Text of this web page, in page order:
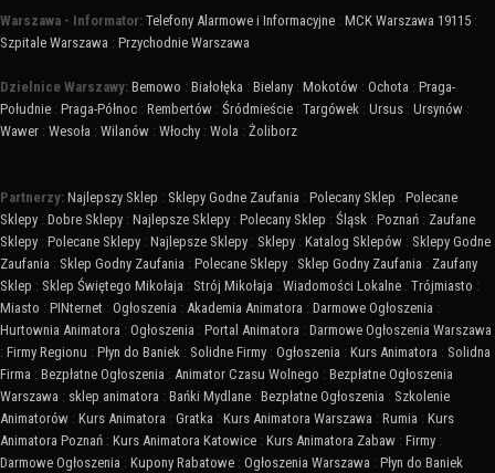
Warszawa - Informator: Telefony Alarmowe i Informacyjne : MCK Warszawa 19115 :
Szpitale Warszawa : Przychodnie Warszawa
Dzielnice Warszawy: Bemowo : Białołęka : Bielany : Mokotów : Ochota : Praga-
Południe : Praga-Północ : Rembertów : Śródmieście : Targówek : Ursus : Ursynów :
Wawer : Wesoła : Wilanów : Włochy : Wola : Żoliborz
Partnerzy: Najlepszy Sklep : Sklepy Godne Zaufania : Polecany Sklep : Polecane
Sklepy : Dobre Sklepy : Najlepsze Sklepy : Polecany Sklep : Śląsk : Poznań : Zaufane
Sklepy : Polecane Sklepy : Najlepsze Sklepy : Sklepy : Katalog Sklepów : Sklepy Godne
Zaufania : Sklep Godny Zaufania : Polecane Sklepy : Sklep Godny Zaufania : Zaufany
Sklep : Sklep Świętego Mikołaja : Strój Mikołaja : Wiadomości Lokalne : Trójmiasto :
Miasto : PINternet : Ogłoszenia : Akademia Animatora : Darmowe Ogłoszenia :
Hurtownia Animatora : Ogłoszenia : Portal Animatora : Darmowe Ogłoszenia Warszawa
: Firmy Regionu : Płyn do Baniek : Solidne Firmy : Ogłoszenia : Kurs Animatora : Solidna
Firma : Bezpłatne Ogłoszenia : Animator Czasu Wolnego : Bezpłatne Ogłoszenia
Warszawa : sklep animatora : Bańki Mydlane : Bezpłatne Ogłoszenia : Szkolenie
Animatorów : Kurs Animatora : Gratka : Kurs Animatora Warszawa : Rumia : Kurs
Animatora Poznań : Kurs Animatora Katowice : Kurs Animatora Zabaw : Firmy :
Darmowe Ogłoszenia : Kupony Rabatowe : Ogłoszenia Warszawa : Płyn do Baniek